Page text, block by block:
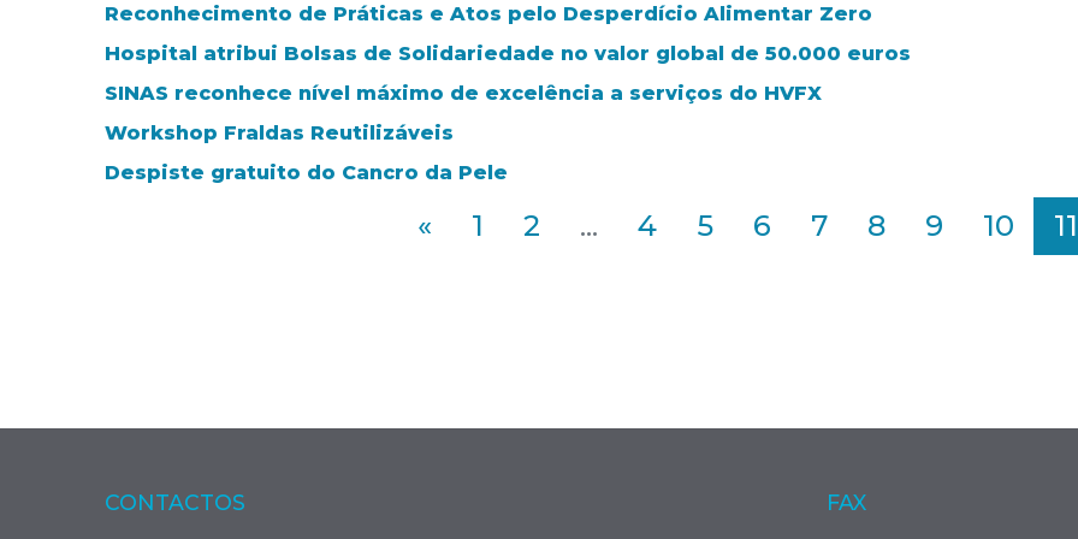
Reconhecimento de Práticas e Atos pelo Desperdício Alimentar Zero
Hospital atribui Bolsas de Solidariedade no valor global de 50.000 euros
SINAS reconhece nível máximo de excelência a serviços do HVFX
Workshop Fraldas Reutilizáveis
Despiste gratuito do Cancro da Pele
« 1 2 ... 4 5 6 7 8 9 10 11
CONTACTOS FAX